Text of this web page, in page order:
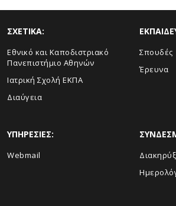
ΣΧΕΤΙΚΑ:
Εθνικό και Καποδιστριακό
Πανεπιστήμιο Αθηνών
Ιατρική Σχολή ΕΚΠΑ
Διαύγεια
Σπουδές
Έρευνα
ΥΠΗΡΕΣΙΕΣ:
Webmail